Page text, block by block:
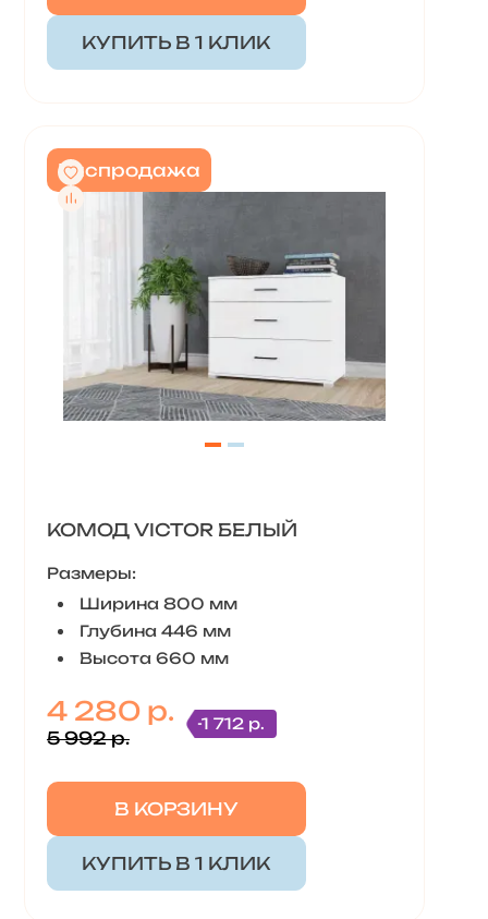
КУПИТЬ В 1 КЛИК
Распродажа
КОМОД VICTOR БЕЛЫЙ
Размеры:
Ширина 800 мм
Глубина 446 мм
Высота 660 мм
4 280 р.
5 992 р.
-1 712 р.
В КОРЗИНУ
КУПИТЬ В 1 КЛИК